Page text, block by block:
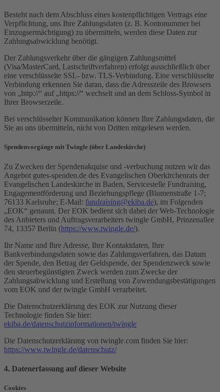
Besteht nach dem Abschluss eines kostenpflichtigen Vertrags eine
Verpflichtung, uns Ihre Zahlungsdaten (z. B. Kontonummer bei
Einzugsermächtigung) zu übermitteln, werden diese Daten zur
Zahlungsabwicklung benötigt.
Der Zahlungsverkehr über die gängigen Zahlungsmittel
(Visa/MasterCard, Lastschriftverfahren) erfolgt ausschließlich über
eine verschlüsselte SSL- bzw. TLS-Verbindung. Eine verschlüsselte
Verbindung erkennen Sie daran, dass die Adresszeile des Browsers
von „http://“ auf „https://“ wechselt und an dem Schloss-Symbol in
Ihrer Browserzeile.
Bei verschlüsselter Kommunikation können Ihre Zahlungsdaten, die
Sie an uns übermitteln, nicht von Dritten mitgelesen werden.
Spendenvorgänge mit Twingle (über Landeskirche)
Zu Zwecken der Spendenakquise und -verbuchung nutzen wir das
Angebot gutes-spenden.de des Evangelischen Oberkirchenrats der
Evangelischen Landeskirche in Baden, Servicestelle Fundraising,
Engagementförderung und Beziehungspflege (Blumenstraße 1-7;
76133 Karlsruhe; E-Mail: fundraising@ekiba.de), im Folgenden
„EOK“ genannt. Der EOK bedient sich dabei der Web-Technologie
des Anbieters und Auftragsverarbeiters twingle GmbH, Prinzenallee
74, 13357 Berlin (https://www.twingle.de/).
Ihr Name und Ihre Adresse, Ihre Kontaktdaten, Ihre
Bankverbindungsdaten sowie das Zahlungsverfahren, das Datum
der Spende, den Betrag der Geldspende, der Spendenzweck sowie
den steuerbegünstigten Zweck werden zum Zwecke der
Zahlungsabwicklung und Erstellung von Zuwendungsbestätigungen
vom EOK und der twingle GmbH verarbeitet.
Die Datenschutzerklärung des EOK zur Nutzung dieser
Technologie finden Sie hier:
ekiba.de/datenschutzinformationen/twingle
Die Datenschutzerklärung von twingle.com finden Sie hier:
https://www.twingle.de/datenschutz/
4. Datenerfassung auf dieser Website
Cookies